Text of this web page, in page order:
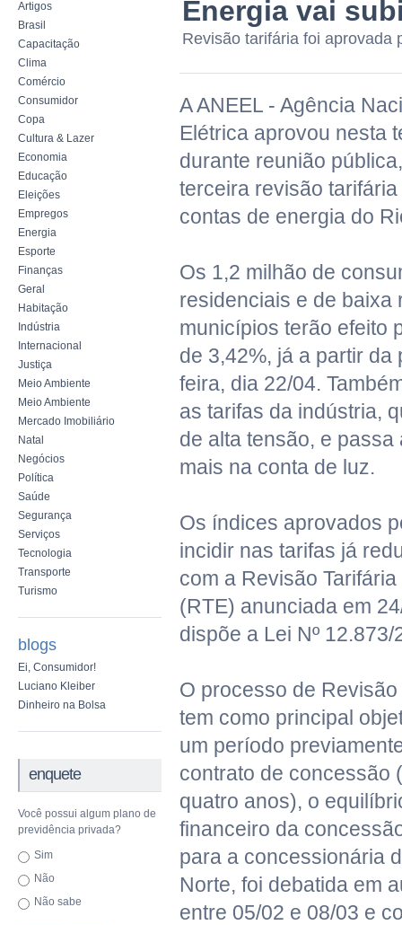
Artigos
Brasil
Capacitação
Clima
Comércio
Consumidor
Copa
Cultura & Lazer
Economia
Educação
Eleições
Empregos
Energia
Esporte
Finanças
Geral
Habitação
Indústria
Internacional
Justiça
Meio Ambiente
Meio Ambiente
Mercado Imobiliário
Natal
Negócios
Política
Saúde
Segurança
Serviços
Tecnologia
Transporte
Turismo
blogs
Ei, Consumidor!
Luciano Kleiber
Dinheiro na Bolsa
enquete
Você possui algum plano de
previdência privada?
Sim
Não
Não sabe
Energia vai
Revisão tarifária foi aprovada
A ANEEL - Agência
Elétrica aprovou nesta
durante reunião
terceira revisão
contas de energia do
Os 1,2 milhão de
residenciais e de baixa
municípios terão efeito
de 3,42%, já a partir
feira, dia 22/04.
as tarifas da indústria,
de alta tensão, e passa
mais na conta de luz.
Os índices aprovados
incidir nas tarifas já
com a Revisão
(RTE) anunciada em
dispõe a Lei Nº 12.873/
O processo de
tem como principal
um período
contrato de concessão
quatro anos), o
financeiro da
para a concessionária
Norte, foi debatida em
entre 05/02 e 08/03 e